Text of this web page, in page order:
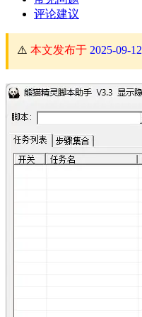
评论建议
⚠️ 本文发布于 2025-09-12